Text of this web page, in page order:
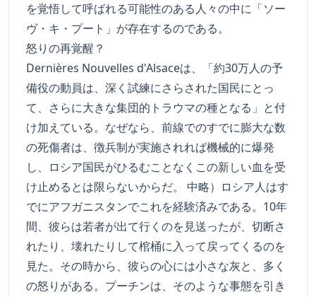
を覚悟して呼ばれる可能性のある人々の中に「ソー
ヴ・キ・プート」が存在するのである。
怒りの再覚醒？
Dernières Nouvelles d'Alsaceは、「約30万人の予
備役の動員は、深く試練にさらされた国民にとっ
て、さらに大きな集団的トラウマの種となる」と付
け加えている。なぜなら、前線でのすでに膨大な数
の死傷者は、徴兵制が実施されれば機械的に爆発
し、ロシア国民がひるむことなくこの新しい血を受
け止めるとは限らないからだ。 中略）ロシア人はす
でにアフガニスタンでこれを経験済みである。10年
間、彼らは若者が出て行くのを見送ったが、切断さ
れたり、壊れたりして棺桶に入って戻ってくるのを
見た。その時から、彼らの心には小さな灰と、多く
の怒りがある。プーチンは、そのような事態を引き